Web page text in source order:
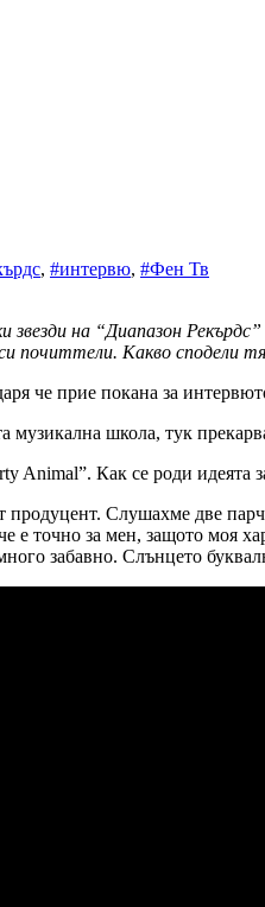
, #интервю, #Фен Тв
на “Диапазон
почиттели. Какво
че прие покана за
школа, тук
Animal”. Как се роди идеята
Слушахме две
е точно за мен, защото моя
забавно. Слънцето